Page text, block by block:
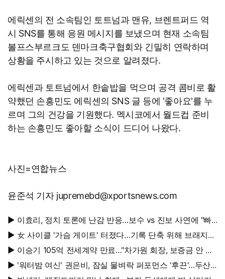
에릭센의 전 소속팀인 토트넘과 맨유, 브렌트퍼드 역
시 SNS를 통해 응원 메시지를 보냈으며 현재 소속팀
볼프스부르크도 덴마크축구협회와 긴밀히 연락하며
상황을 주시하고 있는 것으로 알려졌다.
에릭센과 토트넘에서 한솥밥을 먹으며 공격 콤비로 활
약했던 손흥민도 에릭센의 SNS 글 등에 '좋아요'를 누
르며 그의 건강을 기원했다. 멕시코에서 월드컵 준비
하는 손흥민도 좋아할 소식이 드디어 나왔다.
사진=연합뉴스
윤준석 기자 jupremebd@xportsnews.com
▶ 이효리, 정치 토론에 난감 반응…보수 vs 진보 사연에 "빠
지면 안 될까요?"
▶ 女 사이클 '가슴 게이트' 터졌다…기록 단축 위해 브래지어
에 솜 넣는다?
▶ 이승기 105억 전세계약 만료…"차가원 회장, 보증금 안 주
면 법적 조치"
▶ '워터밤 여신' 권은비, 잠실 물벼락 퍼포먼스 '후끈'…두산